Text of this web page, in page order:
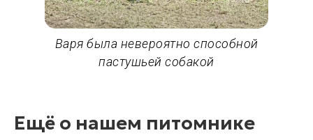
Варя была невероятно способной
пастушьей собакой
Ещё о нашем питомнике